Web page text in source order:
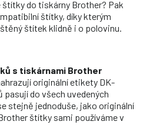
do tiskárny Brother? Pak
štítky, díky kterým
štítek klidně i o polovinu.
s tiskárnami Brother
originální etikety DK-
pasují do všech uvedených
stejně jednoduše, jako originální
štítky sami používáme v